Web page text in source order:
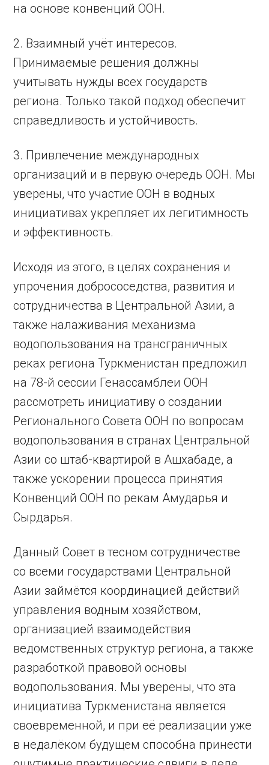
на основе конвенций ООН.
2. Взаимный учёт интересов.
Принимаемые решения должны
учитывать нужды всех государств
региона. Только такой подход ­обеспечит
справедливость и устойчивость.
3. Привлечение международных
организаций и в первую очередь ООН. Мы
уверены, что участие ООН в вод­ных
инициативах укреп­ляет их легитимность
и эффективность.
Исходя из этого, в целях сохранения и
упрочения доб­рососедства, развития и
сотрудничества в Центральной Азии, а
также налаживания механизма
водопользования на трансграничных
реках регио­на Туркменистан предложил
на 78-й сессии Генассамблеи ООН
рассмотреть инициативу о создании
Регио­нального Совета ООН по вопросам
водопользования в странах Центральной
Азии со штаб-квартирой в Ашхабаде, а
также ускорении процесса принятия
Конвенций ООН по рекам Амударья и
Сырдарья.
Данный Совет в тесном сотрудничестве
со всеми государствами Центральной
Азии займётся координацией действий
управления водным хозяйством,
организацией взаимодействия
ведомственных структур региона, а также
разработкой правовой основы
водопользования. Мы уверены, что эта
инициатива Туркменистана является
свое­временной, и при её реализации уже
в недалёком будущем способна принести